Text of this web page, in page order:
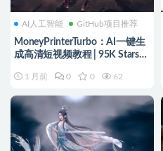
AI人工智能 GitHub项目推荐
MoneyPrinterTurbo：AI一键生
成高清短视频教程 | 95K Stars开
1 月前 0 0 62